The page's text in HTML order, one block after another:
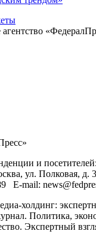
»
и посетителей:
, ул. Полковая, д.
E-mail:
холдинг:
Политика,
Экспертный